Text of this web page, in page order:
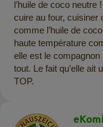
l’huile de coco neutre
cuire au four,
comme l’huile de
haute température
elle est le compagnon
tout. Le fait qu’elle ait
TOP.
eKomi